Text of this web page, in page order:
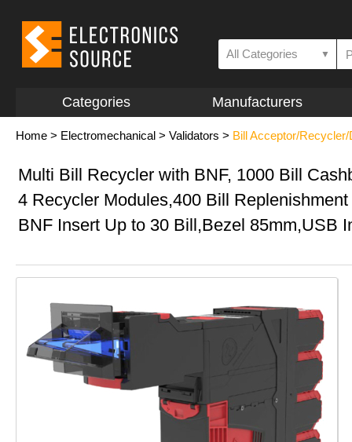
All Categories ▼
Categories Manufacturers
Home > Electromechanical > Validators > Bill Acceptor/
Multi Bill Recycler with BNF, 1000 Bill
4 Recycler Modules,400 Bill
BNF Insert Up to 30 Bill,Bezel 85mm,USB